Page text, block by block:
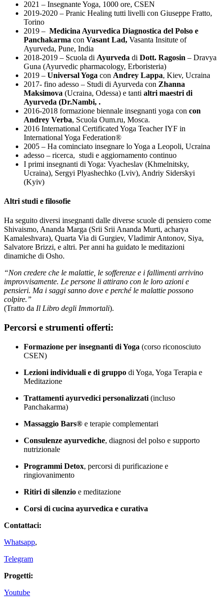
2021 – Insegnante Yoga, 1000 ore, CSEN
2019-2020 – Pranic Healing tutti livelli con Giuseppe Fratto,
Torino
2019 – Medicina Ayurvedica Diagnostica del Polso e
Panchakarma con Vasant Lad, Vasanta Insitute of
Ayurveda, Pune, India
2018-2019 – Scuola di Ayurveda di Dott. Ragosin – Dravya
Guna (Ayurvedic pharmacology, Erboristeria)
2019 – Universal Yoga con Andrey Lappa, Kiev, Ucraina
2017- fino adesso – Studi di Ayurveda con Zhanna
Maksimova (Ucraina, Odessa) e tanti altri maestri di
Ayurveda (Dr.Nambi, .
2016-2018 formazione biennale insegnanti yoga con con
Andrey Verba, Scuola Oum.ru, Mosca.
2016 International Certificated Yoga Teacher IYF in
International Yoga Federation®
2005 – Ha cominciato insegnare lo Yoga a Leopoli, Ucraina
adesso – ricerca, studi e aggiornamento continuo
I primi insegnanti di Yoga: Vyacheslav (Khmelnitsky,
Ucraina), Sergyi Plyashechko (Lviv), Andriy Siderskyi
(Kyiv)
Altri studi e filosofie
Ha seguito diversi insegnanti dalle diverse scuole di pensiero come
Shivaismo, Ananda Marga (Srii Srii Ananda Murti, acharya
Kamaleshvara), Quarta Via di Gurgiev, Vladimir Antonov, Siya,
Salvatore Brizzi, e altri. Per anni ha guidato le meditazioni
dinamiche di Osho.
“Non credere che le malattie, le sofferenze e i fallimenti arrivino
improvvisamente. Le persone li attirano con le loro azioni e
pensieri. Ma i saggi sanno dove e perché le malattie possono
colpire.”
(Tratto da Il Libro degli Immortali).
Percorsi e strumenti offerti:
Formazione per insegnanti di Yoga (corso riconosciuto
CSEN)
Lezioni individuali e di gruppo di Yoga, Yoga Terapia e
Meditazione
Trattamenti ayurvedici personalizzati (incluso
Panchakarma)
Massaggio Bars® e terapie complementari
Consulenze ayurvediche, diagnosi del polso e supporto
nutrizionale
Programmi Detox, percorsi di purificazione e
ringiovanimento
Ritiri di silenzio e meditazione
Corsi di cucina ayurvedica e curativa
Contattaci:
Whatsapp,
Telegram
Progetti:
Youtube